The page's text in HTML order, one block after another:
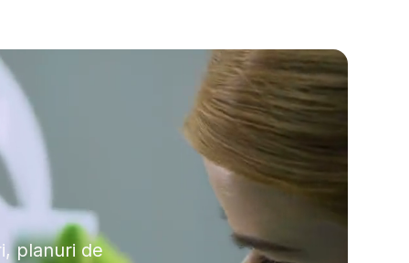
planuri de